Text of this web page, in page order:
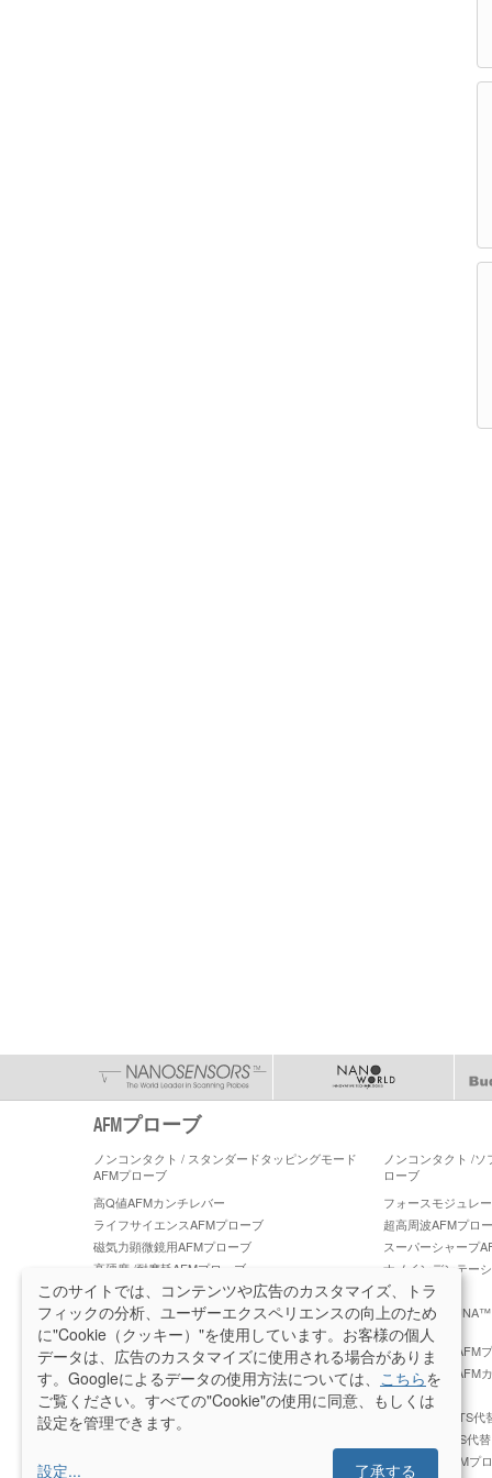
AFMプローブ
ノンコンタクト / スタンダードタッピングモード
AFMプローブ
ノンコンタクト /
ローブ
高Q値AFMカンチレバー
フォースモジュレ
ライフサイエンスAFMプローブ
超高周波AFMプロ
磁気力顕微鏡用AFMプローブ
スーパーシャープ
高硬度 /耐摩耗AFMプローブ
ナノインデンテー
ーブ
PeakForce ケルビンフォース顕微鏡 AFM プロー
ブ
PeakForce
PeakForce QNM 高精度 AFM プローブ
ブルカー社製AFM
ラテラルフォース顕微鏡 (LFM) AFMプローブ
ティップレスAFM
レイ
プラチナシリサイドAFMプローブ
OMCL-AC160TS
OMCL-AC55TS代
オリンパスAFMプ
このサイトでは、コンテンツや広告のカスタマイズ、トラ
フィックの分析、ユーザーエクスペリエンスの向上のため
に"Cookie（クッキー）"を使用しています。お客様の個人
データは、広告のカスタマイズに使用される場合がありま
す。Googleによるデータの使用方法については、 こちらを
ご覧ください。すべての"Cookie"の使用に同意、もしくは
設定を管理できます。
設定... 了承する